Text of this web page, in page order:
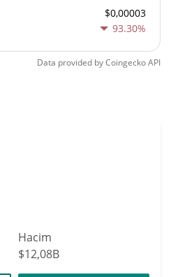
$0,00003
93.30%
Data provided byCoingeckoAPI
Hacim
$12,08B